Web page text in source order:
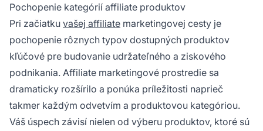
Pochopenie kategórií affiliate produktov
Pri začiatku vašej affiliate marketingovej cesty je
pochopenie rôznych typov dostupných produktov
kľúčové pre budovanie udržateľného a ziskového
podnikania. Affiliate marketingové prostredie sa
dramaticky rozšírilo a ponúka príležitosti naprieč
takmer každým odvetvím a produktovou kategóriou.
Váš úspech závisí nielen od výberu produktov, ktoré sú